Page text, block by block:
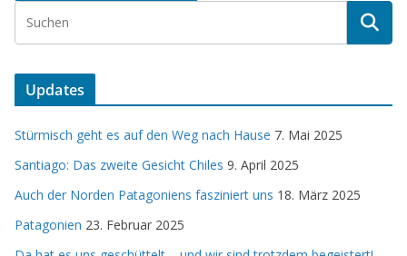
Updates
Stürmisch geht es auf den Weg nach Hause 7. Mai 2025
Santiago: Das zweite Gesicht Chiles 9. April 2025
Auch der Norden Patagoniens fasziniert uns 18. März 2025
Patagonien 23. Februar 2025